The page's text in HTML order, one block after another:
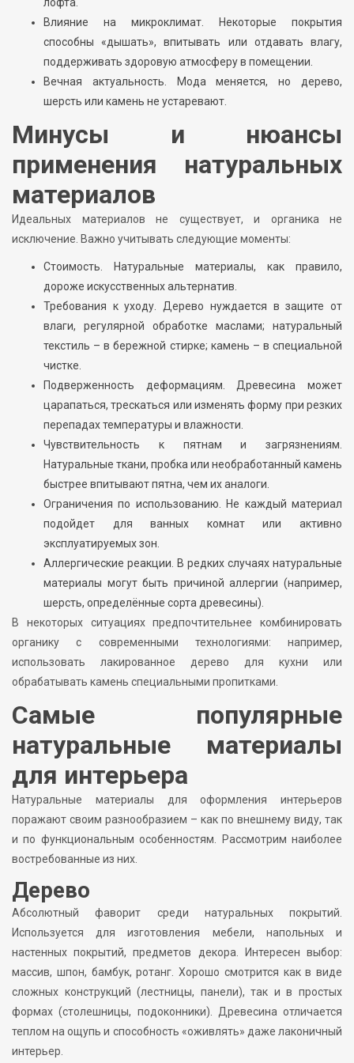
Влияние на микроклимат. Некоторые покрытия
способны «дышать», впитывать или отдавать влагу,
поддерживать здоровую атмосферу в помещении.
Вечная актуальность. Мода меняется, но дерево,
шерсть или камень не устаревают.
Минусы и нюансы
применения натуральных
материалов
Идеальных материалов не существует, и органика не
исключение. Важно учитывать следующие моменты:
Стоимость. Натуральные материалы, как правило,
дороже искусственных альтернатив.
Требования к уходу. Дерево нуждается в защите от
влаги, регулярной обработке маслами; натуральный
текстиль – в бережной стирке; камень – в специальной
чистке.
Подверженность деформациям. Древесина может
царапаться, трескаться или изменять форму при резких
перепадах температуры и влажности.
Чувствительность к пятнам и загрязнениям.
Натуральные ткани, пробка или необработанный камень
быстрее впитывают пятна, чем их аналоги.
Ограничения по использованию. Не каждый материал
подойдет для ванных комнат или активно
эксплуатируемых зон.
Аллергические реакции. В редких случаях натуральные
материалы могут быть причиной аллергии (например,
шерсть, определённые сорта древесины).
В некоторых ситуациях предпочтительнее комбинировать
органику с современными технологиями: например,
использовать лакированное дерево для кухни или
обрабатывать камень специальными пропитками.
Самые популярные
натуральные материалы
для интерьера
Натуральные материалы для оформления интерьеров
поражают своим разнообразием – как по внешнему виду, так
и по функциональным особенностям. Рассмотрим наиболее
востребованные из них.
Дерево
Абсолютный фаворит среди натуральных покрытий.
Используется для изготовления мебели, напольных и
настенных покрытий, предметов декора. Интересен выбор:
массив, шпон, бамбук, ротанг. Хорошо смотрится как в виде
сложных конструкций (лестницы, панели), так и в простых
формах (столешницы, подоконники). Древесина отличается
теплом на ощупь и способность «оживлять» даже лаконичный
интерьер.